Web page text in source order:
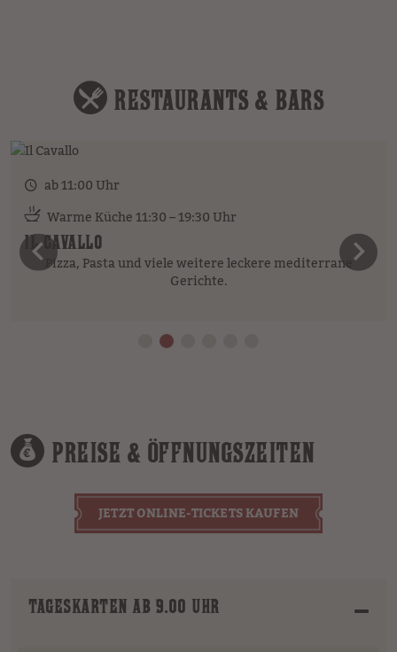
RESTAURANTS & BARS
ab 11:00 Uhr
Warme Küche 11:30 – 19:30 Uhr
IL CAVALLO
Pizza, Pasta und viele weitere leckere mediterrane
Gerichte.
vorheriges Element
PREISE & ÖFFNUNGSZEITEN
JETZT ONLINE-TICKETS KAUFEN
TAGESKARTEN AB 9.00 UHR